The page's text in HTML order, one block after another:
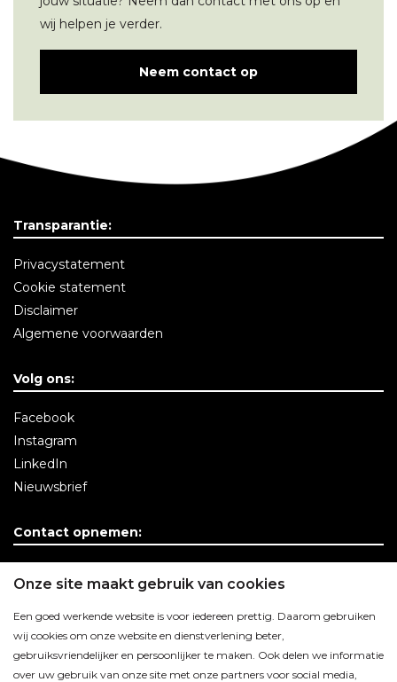
Onze site maakt gebruik van cookies
Een goed werkende website is voor iedereen prettig. Daarom gebruiken
wij cookies om onze website en dienstverlening beter,
gebruiksvriendelijker en persoonlijker te maken. Ook delen we informatie
over uw gebruik van onze site met onze partners voor social media,
wij helpen je verder.
Neem contact op
Transparantie:
Privacystatement
Cookie statement
Disclaimer
Algemene voorwaarden
Volg ons:
Facebook
Instagram
LinkedIn
Nieuwsbrief
Contact opnemen: